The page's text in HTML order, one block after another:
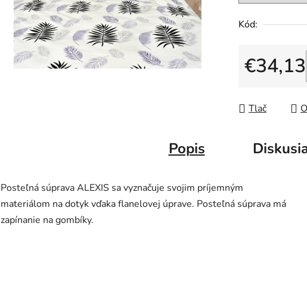
Kód:
€34,13
Jednotková
Tlač
Popis
Posteľná súprava ALEXIS sa vyznačuje svojim príjemným
materiálom na dotyk vďaka flanelovej úprave. Posteľná súprava má
zapínanie na gombíky.